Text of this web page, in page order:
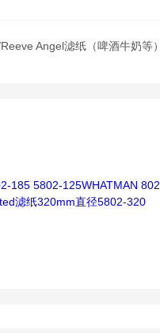
Angel滤纸（啤酒牛奶等）